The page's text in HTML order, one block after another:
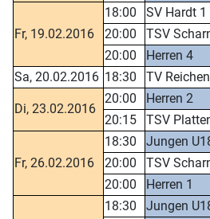
Fr, 19.02.2016
18:00 SV Hardt 1
20:00
TSV
20:00
Herren 4
Sa, 20.02.2016 18:30 TV
Di, 23.02.2016
20:00 Herren 2
20:15
TSV
Fr, 26.02.2016
18:30 Jungen
20:00
TSV
20:00
Herren 1
18:30 Jungen